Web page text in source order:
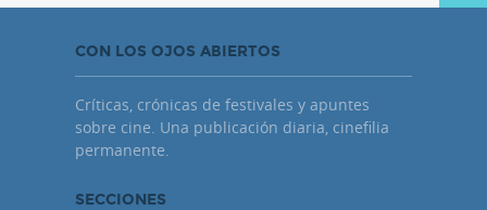
CON LOS OJOS ABIERTOS
Críticas, crónicas de festivales y apuntes
sobre cine. Una publicación diaria, cinefilia
permanente.
SECCIONES